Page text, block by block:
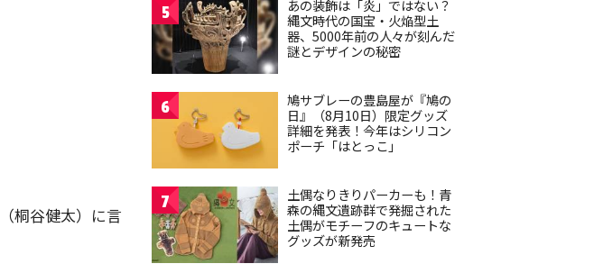
（桐谷健太）に言
5
あの装飾は「炎」ではない？
縄文時代の国宝・火焔型土
器、5000年前の人々が刻んだ
謎とデザインの秘密
6
鳩サブレーの豊島屋が『鳩の
日』（8月10日）限定グッズ
詳細を発表！今年はシリコン
ポーチ「はとっこ」
7
土偶なりきりパーカーも！青
森の縄文遺跡群で発掘された
土偶がモチーフのキュートな
グッズが新発売